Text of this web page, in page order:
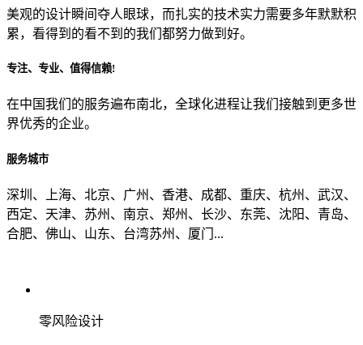
目前主要的营销渠道是？
美观的设计瞬间夺人眼球，而扎实的技术实力需要多年默默积
累，看得到的看不到的我们都努力做到好。
专注、专业、值得信赖!
在中国我们的服务遍布南北，全球化进程让我们接触到更多世
界优秀的企业。
服务城市
深圳、上海、北京、广州、香港、成都、重庆、杭州、武汉、
西定、天津、苏州、南京、郑州、长沙、东莞、沈阳、青岛、
合肥、佛山、山东、台湾苏州、厦门...
零风险设计